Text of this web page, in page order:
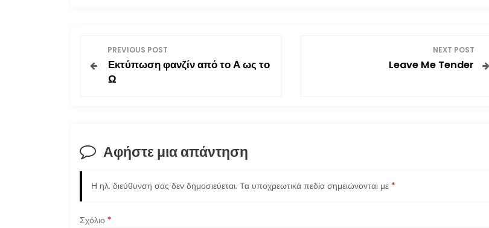
γ
σ
PREVIOUS POST
Εκτύπωση φανζίν από το Α ως το
Ω
NEXT POST
Leave Me Tender
Αφήστε μια απάντηση
Η ηλ. διεύθυνση σας δεν δημοσιεύεται. Τα υποχρεωτικά πεδία σημειώνονται με *
Σχόλιο *